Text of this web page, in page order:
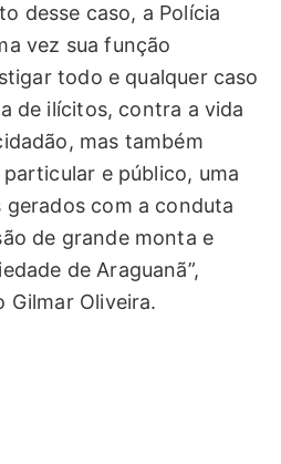
desse caso, a Polícia
vez sua função
todo e qualquer caso
de ilícitos, contra a vida
mas também
e público, uma
gerados com a conduta
de grande monta e
de Araguanã”,
Gilmar Oliveira.